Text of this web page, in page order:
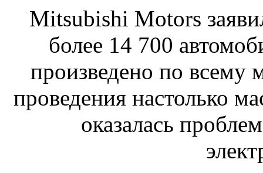
Mitsubishi Motors
более 14 700
произведено по всему
проведения настолько
оказалась